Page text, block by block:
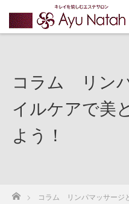
コラム リン
イルケアで美
よう！
コラム リンパマッサージ